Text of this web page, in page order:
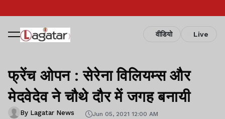
वीडियो Live
फ्रेंच ओपन : सेरेना विलियम्स और
मेदवेदेव ने चौथे दौर में जगह बनायी
By Lagatar News Jun 05, 2021 12:00 AM